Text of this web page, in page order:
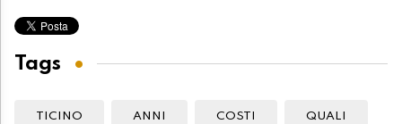
Tags
TICINO ANNI COSTI QUALI